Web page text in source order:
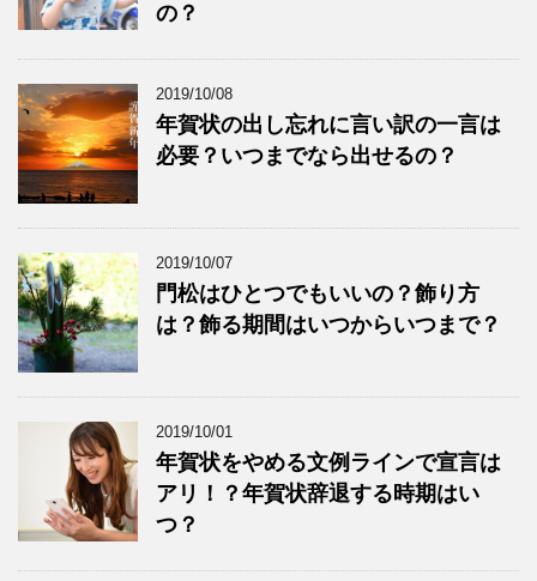
の？
2019/10/08
年賀状の出し忘れに言い訳の一言は
必要？いつまでなら出せるの？
2019/10/07
門松はひとつでもいいの？飾り方
は？飾る期間はいつからいつまで？
2019/10/01
年賀状をやめる文例ラインで宣言は
アリ！？年賀状辞退する時期はい
つ？